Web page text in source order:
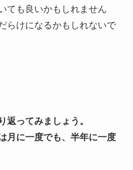
ても良いかもしれません
らけになるかもしれないで
返ってみましょう。
月に一度でも、半年に一度